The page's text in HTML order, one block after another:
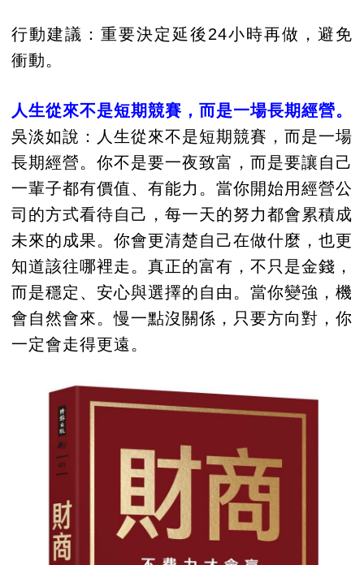
行動建議：重要決定延後24小時再做，避免
衝動。
人生從來不是短期競賽，而是一場長期經營。
吳淡如說：人生從來不是短期競賽，而是一場
長期經營。你不是要一夜致富，而是要讓自己
一輩子都有價值、有能力。當你開始用經營公
司的方式看待自己，每一天的努力都會累積成
未來的成果。你會更清楚自己在做什麼，也更
知道該往哪裡走。真正的富有，不只是金錢，
而是穩定、安心與選擇的自由。當你變強，機
會自然會來。慢一點沒關係，只要方向對，你
一定會走得更遠。